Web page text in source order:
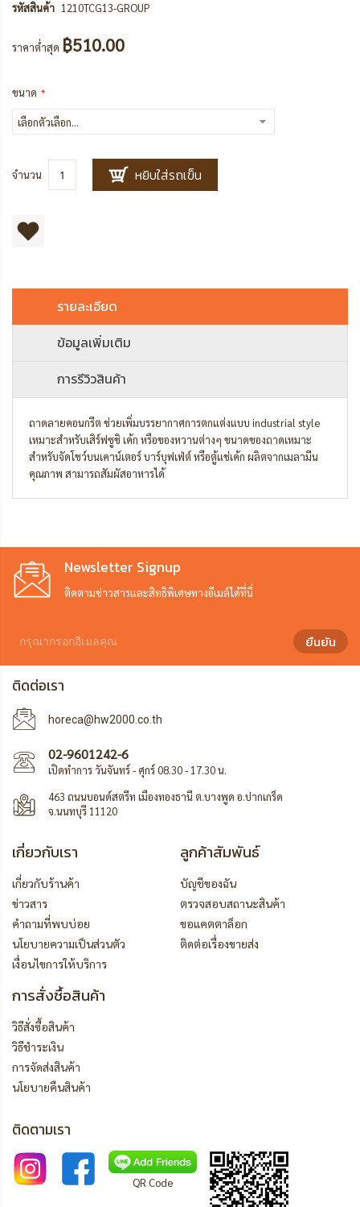
รหัสสินค้า 1210TCG13-GROUP
ราคาต่ำสุด ฿510.00
ขนาด
จำนวน หยิบใส่รถเข็น
รายละเอียด
ข้อมูลเพิ่มเติม
การรีวิวสินค้า
ถาดลายคอนกรีต ช่วยเพิ่มบรรยากาศการตกแต่งแบบ industrial style
เหมาะสำหรับเสิร์ฟซูชิ เค้ก หรือของหวานต่างๆ ขนาดของถาดเหมาะ
สำหรับจัดโชว์บนเคาน์เตอร์ บาร์บุฟเฟ่ต์ หรือตู้แช่เค้ก ผลิตจากเมลามีน
คุณภาพ สามารถสัมผัสอาหารได้
Newsletter Signup
ติดตามข่าวสารและสิทธิพิเศษทางอีเมล์ได้ที่นี่
ยืนยัน
ติดต่อเรา
horeca@hw2000.co.th
02-9601242-6
เปิดทำการ วันจันทร์ - ศุกร์ 08.30 - 17.30 น.
463 ถนนบอนด์สตรีท เมืองทองธานี ต.บางพูด อ.ปากเกร็ด
จ.นนทบุรี 11120
เกี่ยวกับเรา
เกี่ยวกับร้านค้า
ข่าวสาร
คำถามที่พบบ่อย
นโยบายความเป็นส่วนตัว
เงื่อนไขการให้บริการ
ลูกค้าสัมพันธ์
บัญชีของฉัน
ตรวจสอบสถานะสินค้า
ขอแคตตาล็อก
ติดต่อเรื่องขายส่ง
การสั่งซื้อสินค้า
วิธีสั่งซื้อสินค้า
วิธีชำระเงิน
การจัดส่งสินค้า
นโยบายคืนสินค้า
ติดตามเรา
QR Code